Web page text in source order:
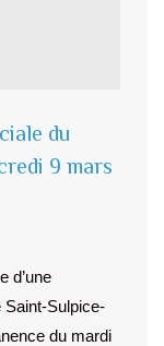
du
9 mars
d’une
Saint-Sulpice-
du mardi